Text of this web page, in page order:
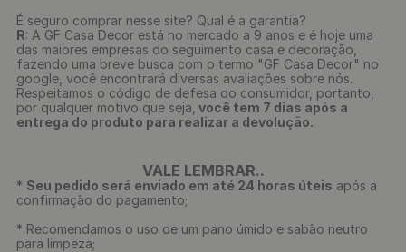
É seguro comprar nesse site? Qual é a garantia?
R: A GF Casa Decor está no mercado a 9 anos e é hoje uma
das maiores empresas do seguimento casa e decoração,
fazendo uma breve busca com o termo "GF Casa Decor" no
google, você encontrará diversas avaliações sobre nós.
Respeitamos o código de defesa do consumidor, portanto,
por qualquer motivo que seja, você tem 7 dias após a
entrega do produto para realizar a devolução.
VALE LEMBRAR..
* Seu pedido será enviado em até 24 horas úteis após a
confirmação do pagamento;
* Recomendamos o uso de um pano úmido e sabão neutro
para limpeza;